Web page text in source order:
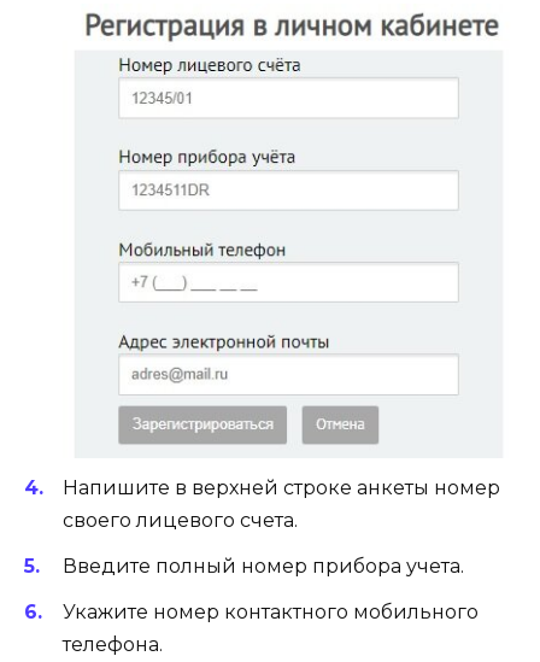
Напишите в верхней строке анкеты номер
своего лицевого счета.
Введите полный номер прибора учета.
Укажите номер контактного мобильного
телефона.